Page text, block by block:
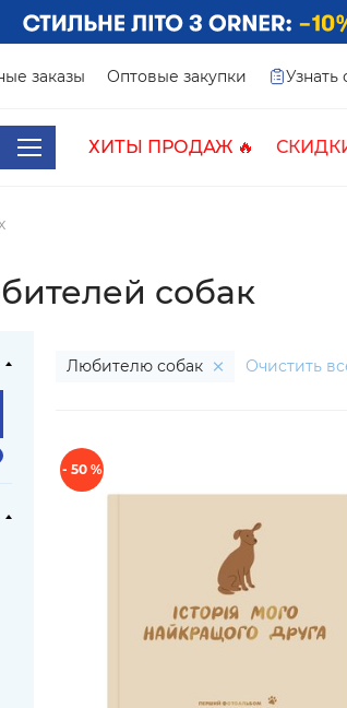
заказы Оптовые закупки Узнать
ХИТЫ ПРОДАЖ 🔥
собак
Любителю собак Очистить
- 50 %